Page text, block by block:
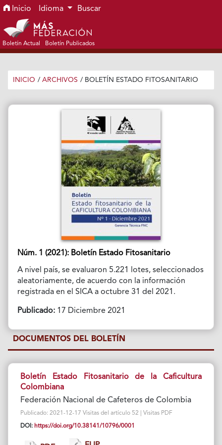
Ir al menú de navegación principal
Ir al contenido principal
Ir al pie de página del sitio
Inicio Idioma Buscar
Boletín Actual Boletín Publicados
INICIO / ARCHIVOS / BOLETÍN ESTADO FITOSANITARIO
Núm. 1 (2021): Boletín Estado Fitosanitario
A nivel país, se evaluaron 5.221 lotes, seleccionados
aleatoriamente, de acuerdo con la información
registrada en el SICA a octubre 31 del 2021.
Publicado:17 Diciembre 2021
DOCUMENTOS DEL BOLETÍN
Boletín Estado Fitosanitario de la Caficultura
Colombiana
Federación Nacional de Cafeteros de Colombia
Publicado: 2021-12-17 Visitas del artículo 52 | Visitas PDF
DOI: https://doi.org/10.38141/10796/0001